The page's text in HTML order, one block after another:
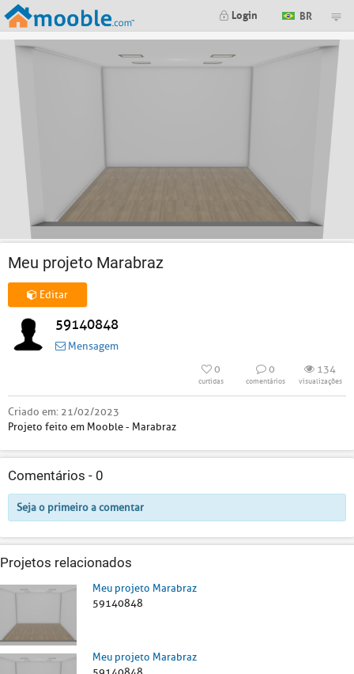
Login BR
Meu projeto Marabraz
Editar
59140848
Mensagem
0
curtidas
0
comentários
134
visualizações
Criado em: 21/02/2023
Projeto feito em Mooble - Marabraz
Comentários - 0
Seja o primeiro a comentar
Projetos relacionados
Meu projeto Marabraz
59140848
Meu projeto Marabraz